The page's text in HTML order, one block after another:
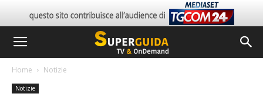
Home Notizie
Notizie